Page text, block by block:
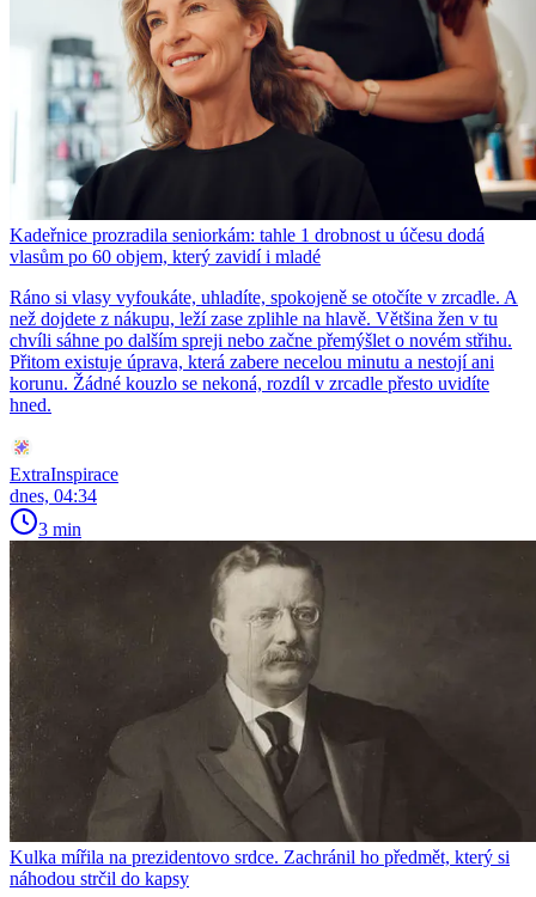
Kadeřnice prozradila seniorkám: tahle 1 drobnost u účesu dodá
vlasům po 60 objem, který zavidí i mladé
Ráno si vlasy vyfoukáte, uhladíte, spokojeně se otočíte v zrcadle. A
než dojdete z nákupu, leží zase zplihle na hlavě. Většina žen v tu
chvíli sáhne po dalším spreji nebo začne přemýšlet o novém střihu.
Přitom existuje úprava, která zabere necelou minutu a nestojí ani
korunu. Žádné kouzlo se nekoná, rozdíl v zrcadle přesto uvidíte
hned.
ExtraInspirace
dnes, 04:34
3 min
Kulka mířila na prezidentovo srdce. Zachránil ho předmět, který si
náhodou strčil do kapsy